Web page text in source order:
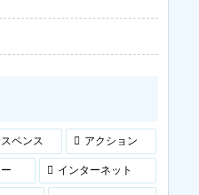
ペンス アクション
インターネット